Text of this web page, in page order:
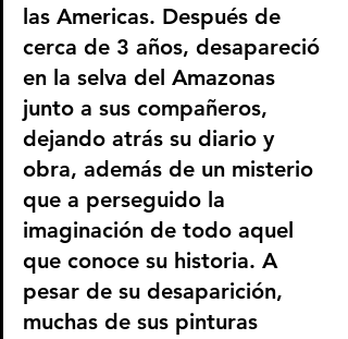
las Americas. Después de
cerca de 3 años, desapareció
en la selva del Amazonas
junto a sus compañeros,
dejando atrás su diario y
obra, además de un misterio
que a perseguido la
imaginación de todo aquel
que conoce su historia. A
pesar de su desaparición,
muchas de sus pinturas